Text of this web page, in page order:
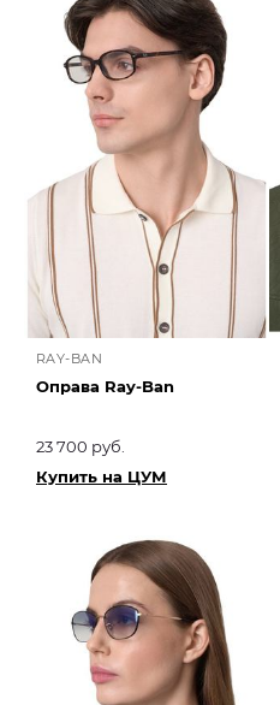
RAY-BAN
Оправа Ray-Ban
23 700 руб.
Купить на ЦУМ